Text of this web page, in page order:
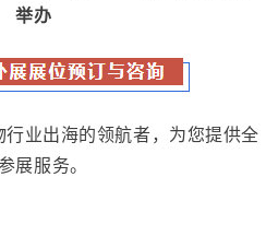
举办
行业出海的领航者，为您提供全
展服务。